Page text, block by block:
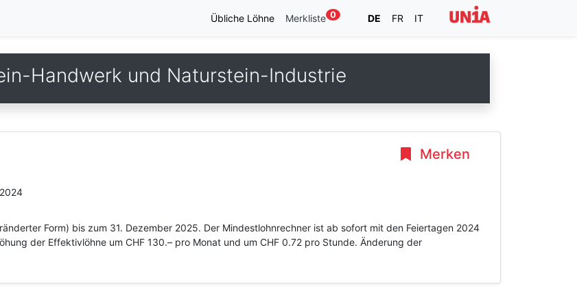
Übliche Löhne Merkliste 0 DE FR IT
Handwerk und Naturstein-Industrie
Merken
Form) bis zum 31. Dezember 2025. Der Mindestlohnrechner ist ab sofort mit den Feiertagen 2024
der Effektivlöhne um CHF 130.– pro Monat und um CHF 0.72 pro Stunde. Änderung der